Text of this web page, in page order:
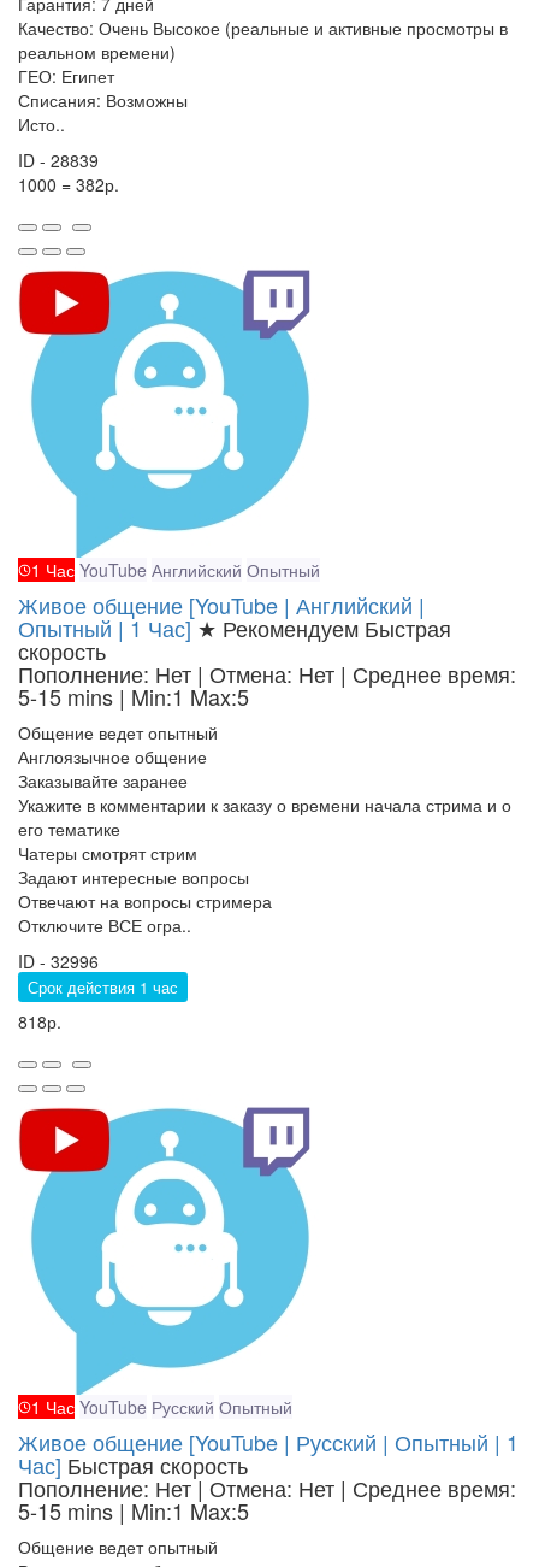
Качество: Очень Высокое (реальные и активные просмотры в
реальном времени)
ГЕО: Египет
Списания: Возможны
Исто..
ID - 28839
1000 = 382р.
1 Час YouTube Английский Опытный
Живое общение [YouTube | Английский |
Опытный | 1 Час] ★ Рекомендуем Быстрая
скорость
Пополнение: Нет | Отмена: Нет | Среднее время:
5-15 mins | Min:1 Max:5
Общение ведет опытный
Англоязычное общение
Заказывайте заранее
Укажите в комментарии к заказу о времени начала стрима и о
его тематике
Чатеры смотрят стрим
Задают интересные вопросы
Отвечают на вопросы стримера
Отключите ВСЕ огра..
ID - 32996
Срок действия 1 час
818р.
1 Час YouTube Русский Опытный
Живое общение [YouTube | Русский | Опытный | 1
Час] Быстрая скорость
Пополнение: Нет | Отмена: Нет | Среднее время:
5-15 mins | Min:1 Max:5
Общение ведет опытный